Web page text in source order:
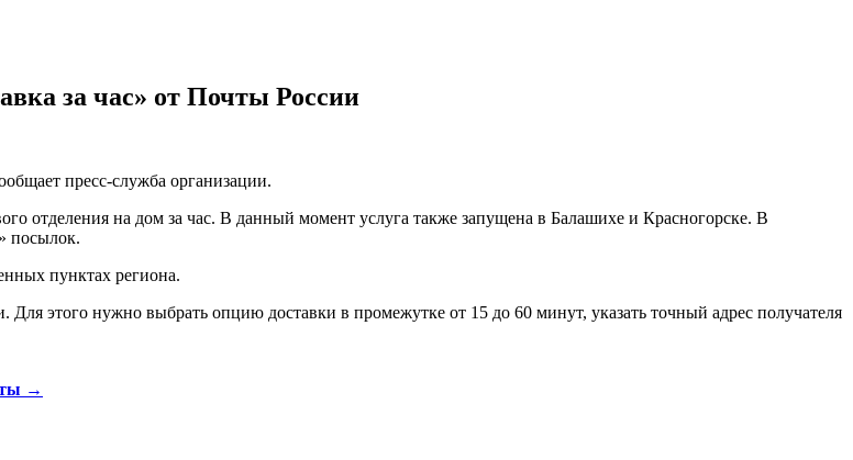
за час» от Почты России
пресс-служба организации.
отделения на дом за час. В данный момент услуга также запущена в Балашихе и Красногорске. В
посылок.
пунктах региона.
этого нужно выбрать опцию доставки в промежутке от 15 до 60 минут, указать точный адрес получателя
→